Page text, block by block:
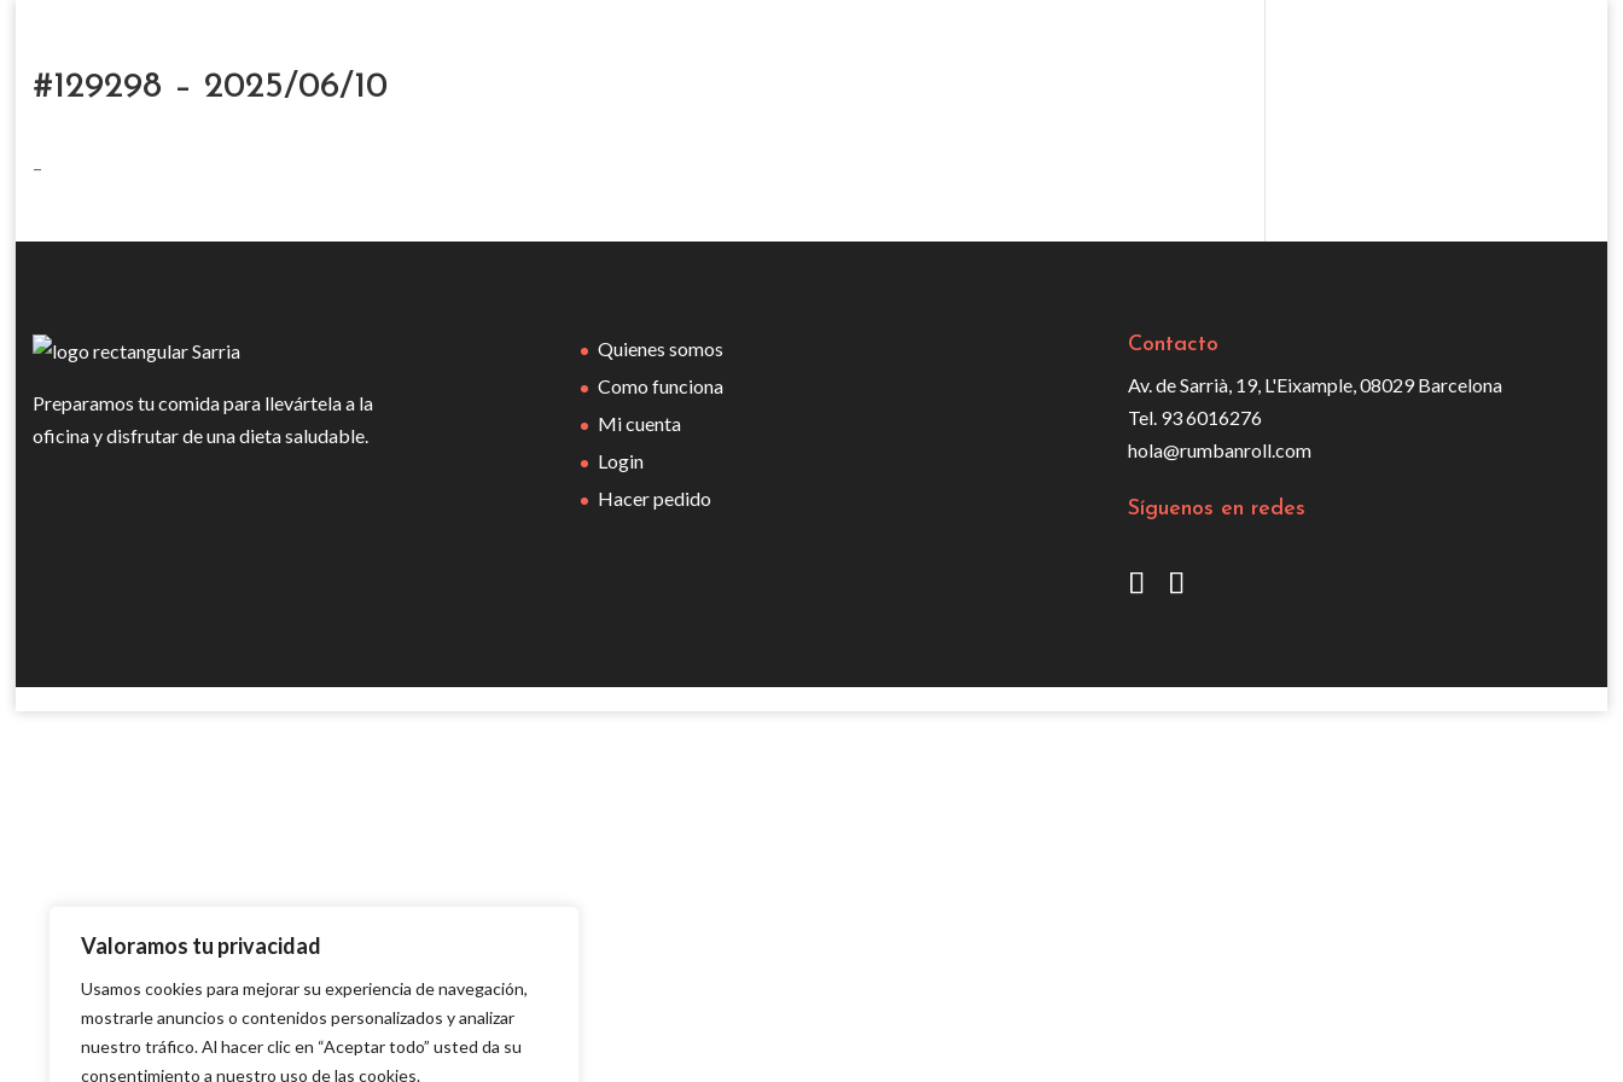
Valoramos tu privacidad
Usamos cookies para mejorar su experiencia de navegación,
mostrarle anuncios o contenidos personalizados y analizar
nuestro tráfico. Al hacer clic en “Aceptar todo” usted da su
consentimiento a nuestro uso de las cookies.
#129298 – 2025/06/10
–
Preparamos tu comida para llevártela a la
oficina y disfrutar de una dieta saludable.
Quienes somos
Como funciona
Mi cuenta
Login
Hacer pedido
Contacto
Av. de Sarrià, 19, L'Eixample, 08029 Barcelona
Tel. 93 6016276
hola@rumbanroll.com
Síguenos en redes